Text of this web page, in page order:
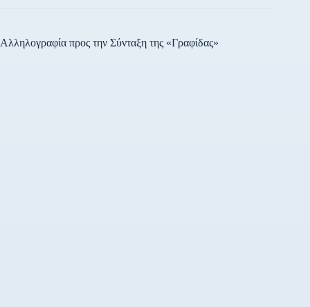
Αλληλογραφία προς την Σύνταξη της «Γραφίδας»